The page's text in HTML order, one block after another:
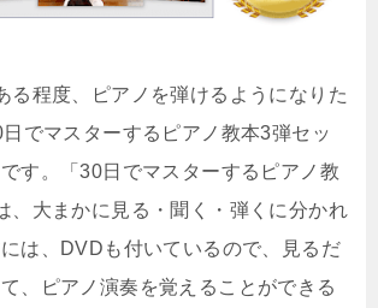
る程度、ピアノを弾けるようになりた
でマスターするピアノ教本3弾セッ
す。「30日でマスターするピアノ教
、大まかに見る・聞く・弾くに分かれ
は、DVDも付いているので、見るだ
、ピアノ演奏を覚えることができる